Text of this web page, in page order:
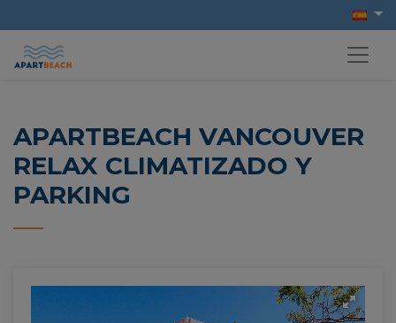
APARTBEACH VANCOUVER
RELAX CLIMATIZADO Y
PARKING